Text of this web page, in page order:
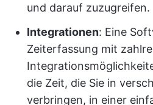
und darauf zuzugreifen.
Integrationen: Eine
Zeiterfassung mit
die Zeit, die Sie in
verbringen, in einer